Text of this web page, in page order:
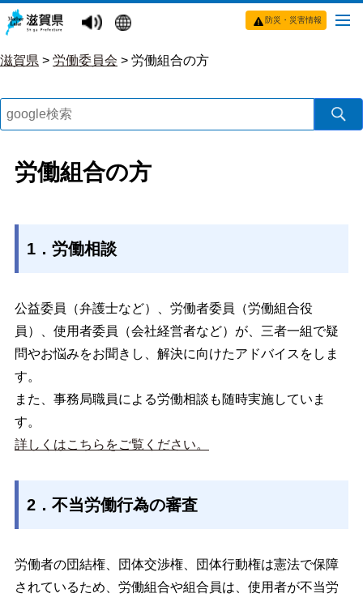
防災・災害情報
滋賀県 > 労働委員会 > 労働組合の方
労働組合の方
1．労働相談
公益委員（弁護士など）、労働者委員（労働組合役
員）、使用者委員（会社経営者など）が、 三者一組で疑
問やお悩みをお聞きし、解決に向けたアドバイスをしま
す。
また、事務局職員による労働相談も随時実施していま
す。
詳しくはこちらをご覧ください。
2．不当労働行為の審査
労働者の団結権、団体交渉権、団体行動権は憲法で保障
されているため、労働組合や組合員は、使用者が不当労